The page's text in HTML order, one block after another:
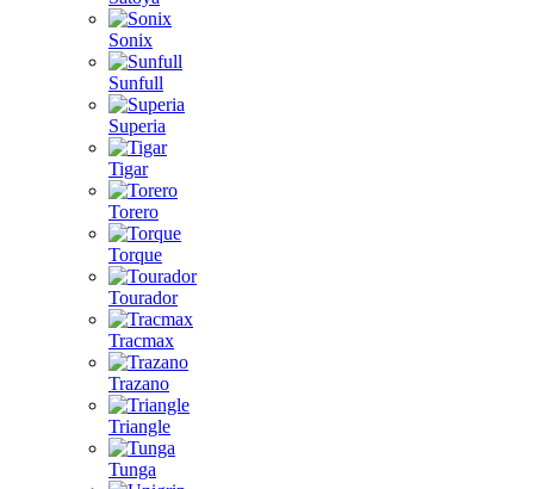
Sonix
Sunfull
Superia
Tigar
Torero
Torque
Tourador
Tracmax
Trazano
Triangle
Tunga